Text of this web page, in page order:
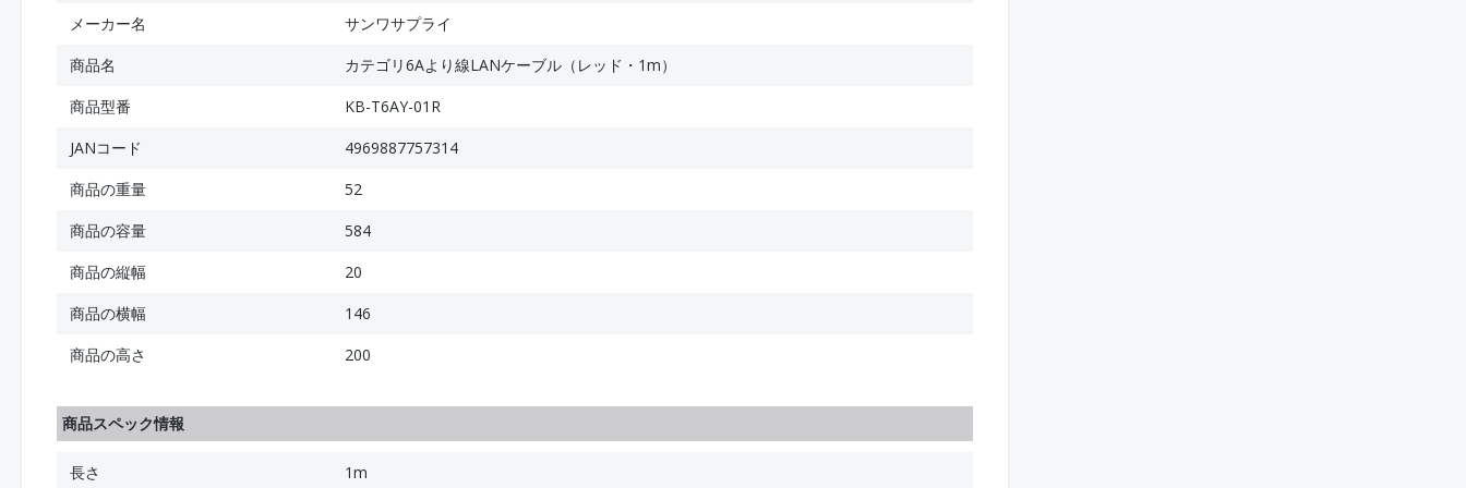
メーカー名
サンワサプライ
商品名
カテゴリ6Aより線LANケーブル（レッド・1m）
商品型番
KB-T6AY-01R
JANコード
4969887757314
商品の重量
52
商品の容量
584
商品の縦幅
20
商品の横幅
146
商品の高さ
200
商品スペック情報
長さ
1m